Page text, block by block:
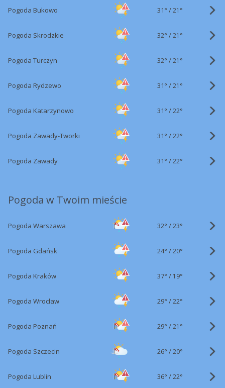
Pogoda Bukowo 31° /21°
Pogoda Skrodzkie 32° /21°
Pogoda Turczyn 32° /21°
Pogoda Rydzewo 31° /21°
Pogoda Katarzynowo 31° /22°
Pogoda Zawady-Tworki 31° /22°
Pogoda Zawady 31° /22°
Pogoda w Twoim mieście
Pogoda Warszawa 32° /23°
Pogoda Gdańsk 24° /20°
Pogoda Kraków 37° / 19°
Pogoda Wrocław 29° /22°
Pogoda Poznań 29° /21°
Pogoda Szczecin 26° /20°
Pogoda Lublin 36° /22°